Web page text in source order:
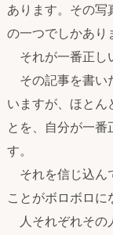
あります。その写
の一つでしかあり
それが一番正し
その記事を書い
いますが、ほとん
とを、自分が一
す。
それを信じ込ん
ことがボロボロに
人それぞれその